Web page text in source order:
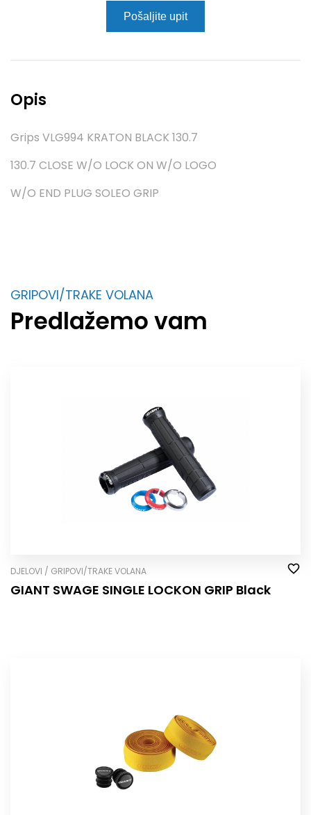
Pošaljite upit
Opis
Grips VLG994 KRATON BLACK 130.7
130.7 CLOSE W/O LOCK ON W/O LOGO
W/O END PLUG SOLE­O GRIP
GRIPOVI/TRAKE VOLANA
Predlažemo vam
DJELOVI / GRIPOVI/TRAKE VOLANA
GIANT SWAGE SINGLE LOCK­ON GRIP Black